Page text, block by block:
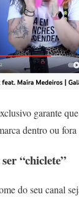
garante
dentro ou
“chiclete”
do seu canal